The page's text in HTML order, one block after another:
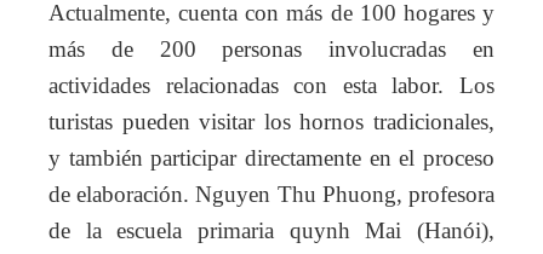
Actualmente, cuenta con más de 100 hogares y
más de 200 personas involucradas en
actividades relacionadas con esta labor. Los
turistas pueden visitar los hornos tradicionales,
y también participar directamente en el proceso
de elaboración. Nguyen Thu Phuong, profesora
de la escuela primaria quynh Mai (Hanói),